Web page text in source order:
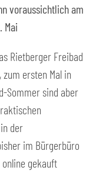
voraussichtlich am
Mai
Rietberger Freibad
zum ersten Mal in
Sommer sind aber
der
im Bürgerbüro
gekauft